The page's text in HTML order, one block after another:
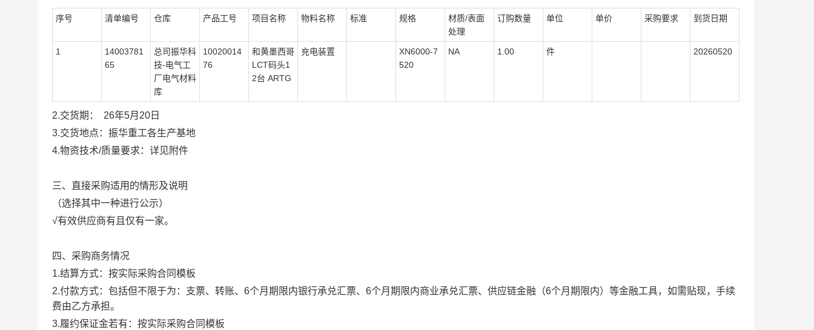
序号 清单编号 仓库 产品工号 项目名称 物料名称 标准 规格
材质/表面
处理
订购数量 单位 单价 采购要求 到货日期
1
14003781
65
总司振华科
技-电气工
厂电气材料
库
10020014
76
和黄墨西哥
LCT码头1
2台 ARTG
充电装置
XN6000-7
520
NA 1.00 件 20260520
2.交货期： 26年5月20日
3.交货地点：振华重工各生产基地
4.物资技术/质量要求：详见附件
三、直接采购适用的情形及说明
（选择其中一种进行公示）
√有效供应商有且仅有一家。
四、采购商务情况
1.结算方式：按实际采购合同模板
2.付款方式：包括但不限于为：支票、转账、6个月期限内银行承兑汇票、6个月期限内商业承兑汇票、供应链金融（6个月期限内）等金融工具，如需贴现，手续
费由乙方承担。
3.履约保证金若有：按实际采购合同模板